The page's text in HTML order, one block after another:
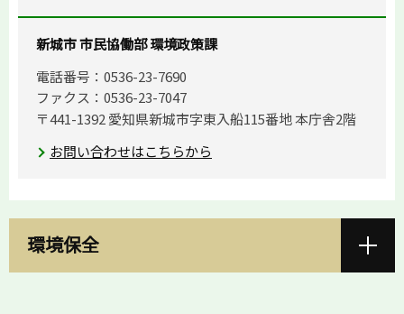
新城市 市民協働部 環境政策課
電話番号：0536-23-7690
ファクス：0536-23-7047
〒441-1392 愛知県新城市字東入船115番地 本庁舎2階
お問い合わせはこちらから
環境保全